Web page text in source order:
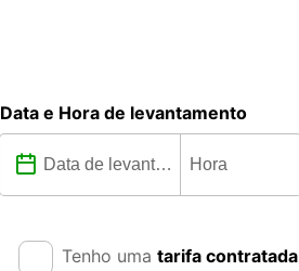
Data e Hora de levantamento
Tenho uma tarifa contratada